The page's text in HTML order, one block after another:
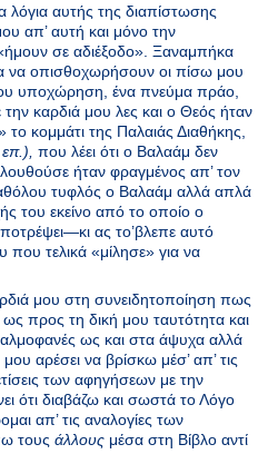
αυτής της διαπίστωσης
απ’ αυτή και μόνο την
σε αδιέξοδο». Ξαναμπήκα
να οπισθοχωρήσουν οι πίσω μου
υποχώρηση, ένα πνεύμα πράο,
καρδιά μου λες και ο Θεός ήταν
κομμάτι της Παλαιάς Διαθήκης,
που λέει ότι ο Βαλαάμ δεν
ήταν φραγμένος απ’ τον
τυφλός ο Βαλαάμ αλλά απλά
του εκείνο από το οποίο ο
ας το’βλεπε αυτό
που τελικά «μίλησε» για να
μου στη συνειδητοποίηση πως
ως προς τη δική μου ταυτότητα και
ως και στα άψυχα αλλά
αρέσει να βρίσκω μέσ’ απ’ τις
των αφηγήσεων με την
ότι διαβάζω και σωστά το Λόγο
απ’ τις αναλογίες των
τους άλλους μέσα στη Βίβλο αντί